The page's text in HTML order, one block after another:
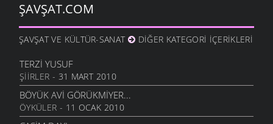
SIÇANDAN DOĞAN
7 EKIM 2006
URUSUN BEŞ KAPIKI
7 EKIM 2006
HARMANA GIREN
7 EKIM 2006
OTARDIĞIM DANA
ŞAVŞAT.COM
ŞAVŞAT VE KÜLTÜR-SANAT DIĞER KATEGORI İÇERIKLERI
TERZI YUSUF
ŞIIRLER - 31 MART 2010
BÖYÜK AVI GÖRÜKMIYER...
ÖYKÜLER - 11 OCAK 2010